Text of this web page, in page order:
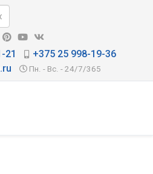
21
+375 25 998-19-36
Пн. - Вс. - 24/7/365